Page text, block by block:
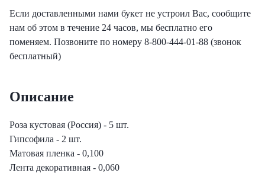
с герберами
с тюльпанами
Если доставленными нами букет не устроил Вас, сообщите
нам об этом в течение 24 часов, мы бесплатно его
поменяем. Позвоните по номеру 8-800-444-01-88 (звонок
бесплатный)
Описание
Роза кустовая (Россия) - 5 шт.
Гипсофила - 2 шт.
Матовая пленка - 0,100
Лента декоративная - 0,060